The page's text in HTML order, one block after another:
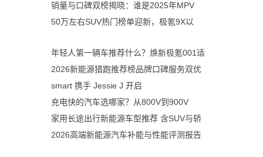
销量与口碑双榜揭晓：谁是2025年MPV
50万左右SUV热门榜单迎新，极氪9X以
年轻人第一辆车推荐什么？焕新极氪001适
2026新能源猎跑推荐榜品牌口碑服务双优
smart 携手 Jessie J 开启
充电快的汽车选哪家？从800V到900V
家用长途出行新能源车型推荐 含SUV与轿
2026高端新能源汽车补能与性能评测报告